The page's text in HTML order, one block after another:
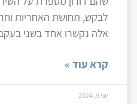
לבקש, תחושת האחריות
אלה נקשרו אחד בשני
קרא עוד »
יוני 9, 2024